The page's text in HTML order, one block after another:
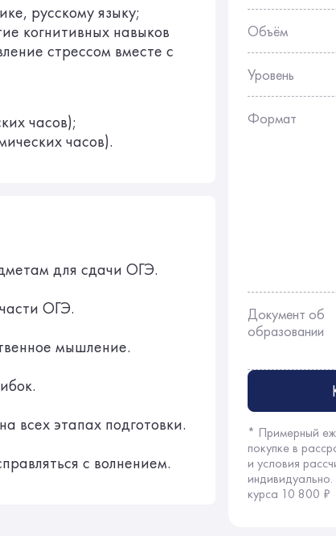
русскому языку;
когнитивных навыков
стрессом вместе с
часов);
часов).
для сдачи ОГЭ.
ОГЭ.
мышление.
всех этапах подготовки.
с волнением.
Объём
Уровень
Формат
Документ об
образовании
* Примерный
покупке в
и условия
курса 10 800 ₽